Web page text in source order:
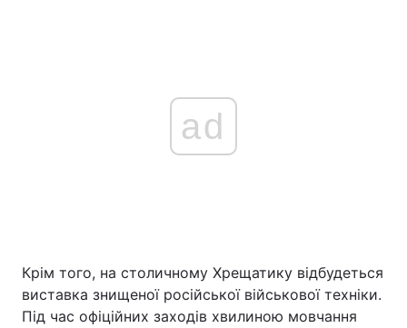
ad
Крім того, на столичному Хрещатику відбудеться
виставка знищеної російської військової техніки.
Під час офіційних заходів хвилиною мовчання